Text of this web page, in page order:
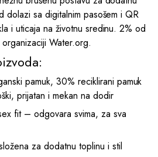
dolazi sa digitalnim pasošem i QR
i uticaja na životnu sredinu. 2% od
Water.org.
pamuk, 30% reciklirani pamuk
prijatan i mekan na dodir
fit – odgovara svima, za sva
za dodatnu toplinu i stil